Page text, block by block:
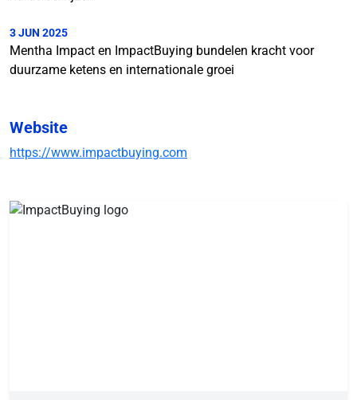
3 JUN 2025
Mentha Impact en ImpactBuying bundelen kracht voor
duurzame ketens en internationale groei
Website
https://www.impactbuying.com